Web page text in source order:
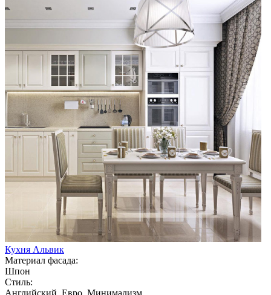
Кухня Альвик
Материал фасада:
Шпон
Стиль:
Английский, Евро, Минимализм